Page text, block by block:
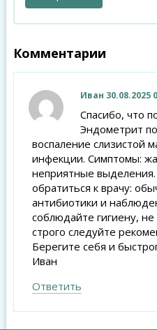
Комментарии
Иван 30.08.2025
Спасибо, что
Эндометрит
воспаление слизистой
инфекции. Симптомы:
неприятные
обратиться к врачу:
антибиотики и
соблюдайте гигиену,
строго следуйте
Берегите себя и
Иван
Ответить